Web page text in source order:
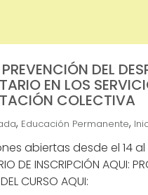
DEL
EN LOS
COLECTIVA
, Educación Permanente,
abiertas desde el 14 al
DE INSCRIPCIÓN AQUI:
CURSO AQUI: